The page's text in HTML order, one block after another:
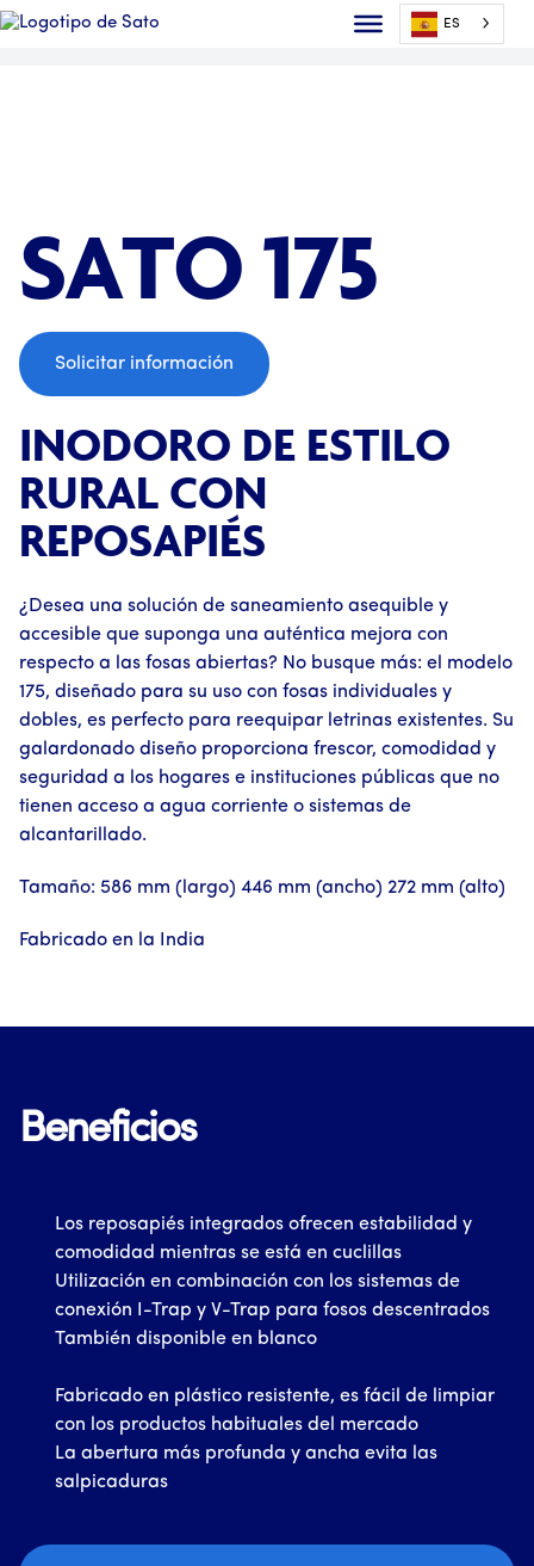
ES
SATO 175
Solicitar información
INODORO DE ESTILO
RURAL CON
REPOSAPIÉS
¿Desea una solución de saneamiento asequible y
accesible que suponga una auténtica mejora con
respecto a las fosas abiertas? No busque más: el modelo
175, diseñado para su uso con fosas individuales y
dobles, es perfecto para reequipar letrinas existentes. Su
galardonado diseño proporciona frescor, comodidad y
seguridad a los hogares e instituciones públicas que no
tienen acceso a agua corriente o sistemas de
alcantarillado.
Tamaño: 586 mm (largo) 446 mm (ancho) 272 mm (alto)
Fabricado en la India
Beneficios
Los reposapiés integrados ofrecen estabilidad y
comodidad mientras se está en cuclillas
Utilización en combinación con los sistemas de
conexión I-Trap y V-Trap para fosos descentrados
También disponible en blanco
Fabricado en plástico resistente, es fácil de limpiar
con los productos habituales del mercado
La abertura más profunda y ancha evita las
salpicaduras